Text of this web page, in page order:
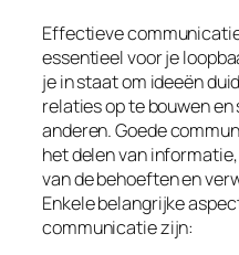
Effectieve
essentieel voor je
je in staat om ideeën
relaties op te bouwen
anderen. Goede
het delen van
van de behoeften en
Enkele belangrijke
communicatie zijn: